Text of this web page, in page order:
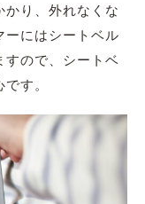
り、外れなくな
ーにはシートベル
すので、シートベ
す。